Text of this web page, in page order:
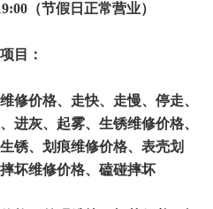
（节假日正常营业）
目：
价格、走快、走慢、停走、
进灰、起雾、生锈维修价格、
锈、划痕维修价格、表壳划
坏维修价格、磕碰摔坏